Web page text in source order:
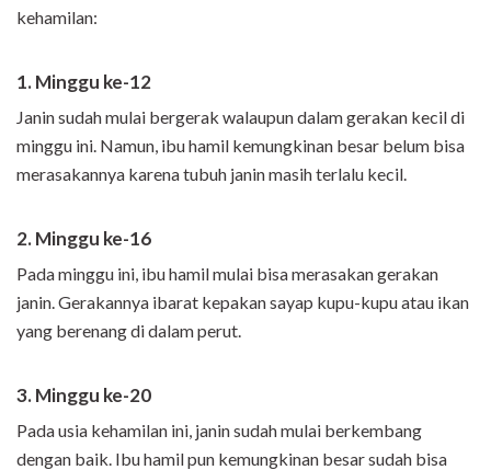
kehamilan:
1. Minggu ke-12
Janin sudah mulai bergerak walaupun dalam gerakan kecil di
minggu ini. Namun, ibu hamil kemungkinan besar belum bisa
merasakannya karena tubuh janin masih terlalu kecil.
2. Minggu ke-16
Pada minggu ini, ibu hamil mulai bisa merasakan gerakan
janin. Gerakannya ibarat kepakan sayap kupu-kupu atau ikan
yang berenang di dalam perut.
3. Minggu ke-20
Pada usia kehamilan ini, janin sudah mulai berkembang
dengan baik. Ibu hamil pun kemungkinan besar sudah bisa